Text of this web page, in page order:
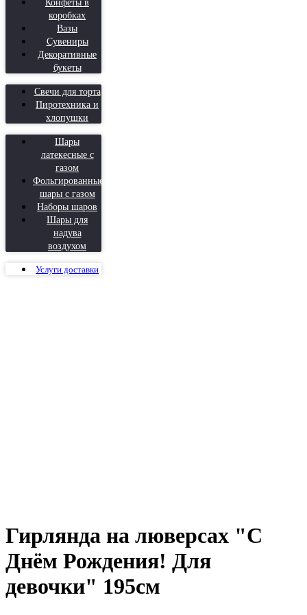
коробках
Вазы
Сувениры
Декоративные
букеты
Свечи для торта
Пиротехника и
хлопушки
Шары
латекесные с
газом
Фольгированные
шары с газом
Наборы шаров
Шары для
надува
воздухом
Услуги доставки
Гирлянда на люверсах "С
Днём Рождения! Для
девочки" 195см